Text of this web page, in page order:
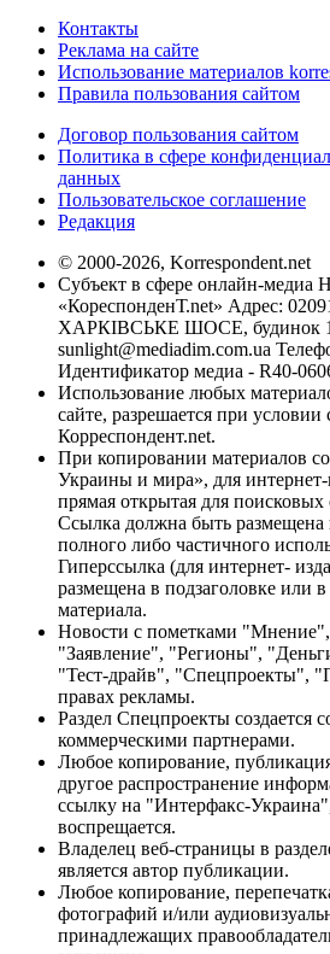
Контакты
Реклама на сайте
Использование материалов
Правила пользования сайтом
Договор пользования сайтом
Политика в сфере
данных
Пользовательское соглашение
Редакция
© 2000-2026, Korrespondent.net
Субъект в сфере онлайн-медиа
«КореспонденТ.net» Адрес:
ХАРКІВСЬКЕ ШОСЕ, будинок
sunlight@mediadim.com.ua
Идентификатор медиа - R40-
Использование любых
сайте, разрешается при условии
Корреспондент.net.
При копировании материалов
Украины и мира», для интернет-
прямая открытая для поисковых
Ссылка должна быть размещена
полного либо частичного
Гиперссылка (для интернет-
размещена в подзаголовке или
материала.
Новости с пометками
"Заявление", "Регионы",
"Тест-драйв", "Спецпроекты",
правах рекламы.
Раздел Спецпроекты создается
коммерческими партнерами.
Любое копирование,
другое распространение
ссылку на "Интерфакс-
воспрещается.
Владелец веб-страницы в
является автор публикации.
Любое копирование,
фотографий и/или
принадлежащих